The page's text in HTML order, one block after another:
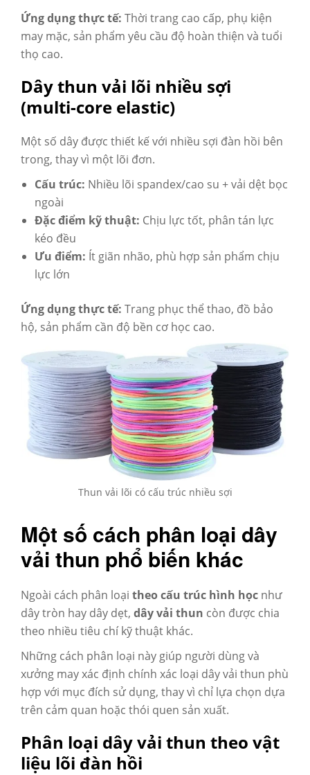
Ứng dụng thực tế: Thời trang cao cấp, phụ kiện
may mặc, sản phẩm yêu cầu độ hoàn thiện và tuổi
thọ cao.
Dây thun vải lõi nhiều sợi
(multi-core elastic)
Một số dây được thiết kế với nhiều sợi đàn hồi bên
trong, thay vì một lõi đơn.
Cấu trúc: Nhiều lõi spandex/cao su + vải dệt bọc
ngoài
Đặc điểm kỹ thuật: Chịu lực tốt, phân tán lực
kéo đều
Ưu điểm: Ít giãn nhão, phù hợp sản phẩm chịu
lực lớn
Ứng dụng thực tế: Trang phục thể thao, đồ bảo
hộ, sản phẩm cần độ bền cơ học cao.
Thun vải lõi có cấu trúc nhiều sợi
Một số cách phân loại dây
vải thun phổ biến khác
Ngoài cách phân loại theo cấu trúc hình học như
dây tròn hay dây dẹt, dây vải thun còn được chia
theo nhiều tiêu chí kỹ thuật khác.
Những cách phân loại này giúp người dùng và
xưởng may xác định chính xác loại dây vải thun phù
hợp với mục đích sử dụng, thay vì chỉ lựa chọn dựa
trên cảm quan hoặc thói quen sản xuất.
Phân loại dây vải thun theo vật
liệu lõi đàn hồi